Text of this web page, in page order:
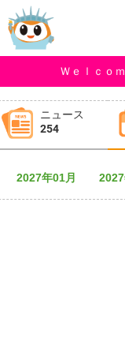
Ｗｅｌｃｏｍ
ニュース
254
2027年01月